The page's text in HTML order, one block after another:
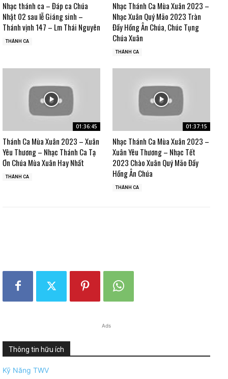
Nhạc thánh ca – Đáp ca Chúa
Nhật 02 sau lễ Giáng sinh –
Thánh vịnh 147 – Lm Thái Nguyên
THÁNH CA
Nhạc Thánh Ca Mùa Xuân 2023 –
Nhạc Xuân Quý Mão 2023 Tràn
Đầy Hồng Ân Chúa, Chúc Tụng
Chúa Xuân
THÁNH CA
01:36:45
Thánh Ca Mùa Xuân 2023 – Xuân
Yêu Thương – Nhạc Thánh Ca Tạ
Ơn Chúa Mùa Xuân Hay Nhất
THÁNH CA
01:37:15
Nhạc Thánh Ca Mùa Xuân 2023 –
Xuân Yêu Thương – Nhạc Tết
2023 Chào Xuân Quý Mão Đầy
Hồng Ân Chúa
THÁNH CA
Ads
Thông tin hữu ích
Kỹ Năng TWV